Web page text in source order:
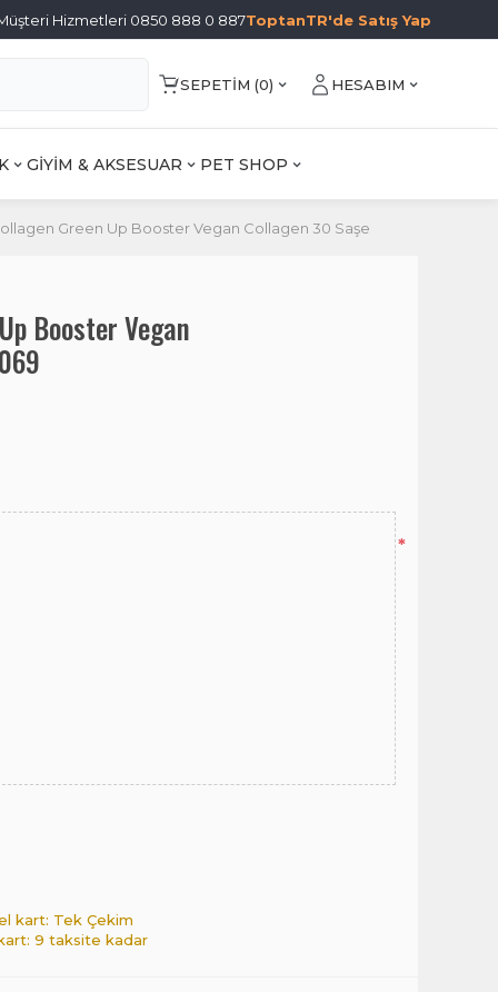
Hizmetleri 0850 888 0 887ToptanTR'de Satış Yap
SEPETIM (0) HESABIM
GİYİM & AKSESUAR PET SHOP
Green Up Booster Vegan Collagen 30 Saşe
Booster Vegan
*
kart: Tek Çekim
9 taksite kadar